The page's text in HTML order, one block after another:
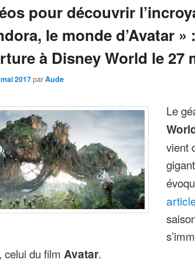
pour découvrir
le monde d’Avatar » :
à Disney World le 27
2017parAude
Le
vient
celui du film Avatar.